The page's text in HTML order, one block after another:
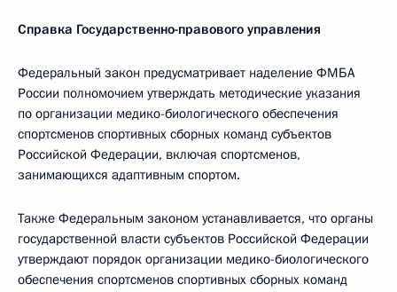
Справка Государственно-правового управления
Федеральный закон предусматривает наделение ФМБА
России полномочием утверждать методические указания
по организации медико-биологического обеспечения
спортсменов спортивных сборных команд субъектов
Российской Федерации, включая спортсменов,
занимающихся адаптивным спортом.
Также Федеральным законом устанавливается, что органы
государственной власти субъектов Российской Федерации
утверждают порядок организации медико-биологического
обеспечения спортсменов спортивных сборных команд